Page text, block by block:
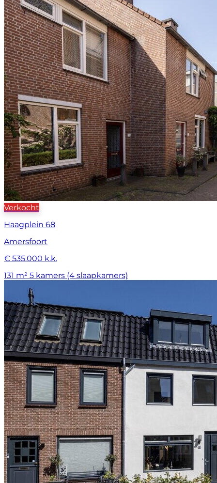
Verkocht
Haagplein 68
Amersfoort
€ 535.000 k.k.
131 m² 5 kamers (4 slaapkamers)